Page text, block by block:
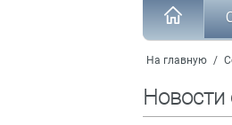
На главную /
Новости